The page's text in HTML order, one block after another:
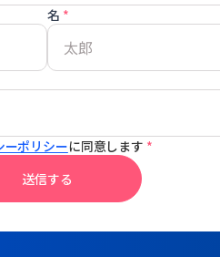
名 *
ーポリシーに同意します *
送信する